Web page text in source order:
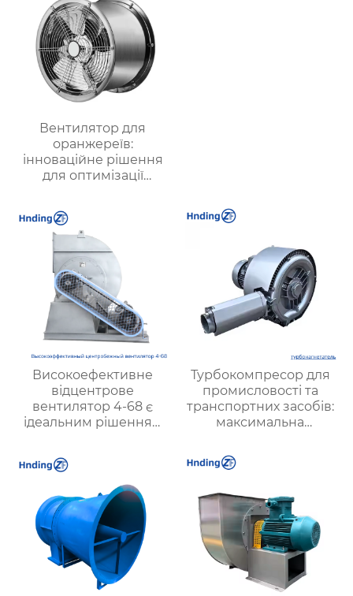
Вентилятор для
оранжереїв:
інноваційне рішення
для оптимізації
теплицях та
сільськогосподарських
підприємствах
Високоефективне
відцентрове
вентилятор 4-68 є
ідеальним рішенням
Турбокомпресор для
промисловості та
транспортних засобів:
максимальна
надійність для
підвищення тиску